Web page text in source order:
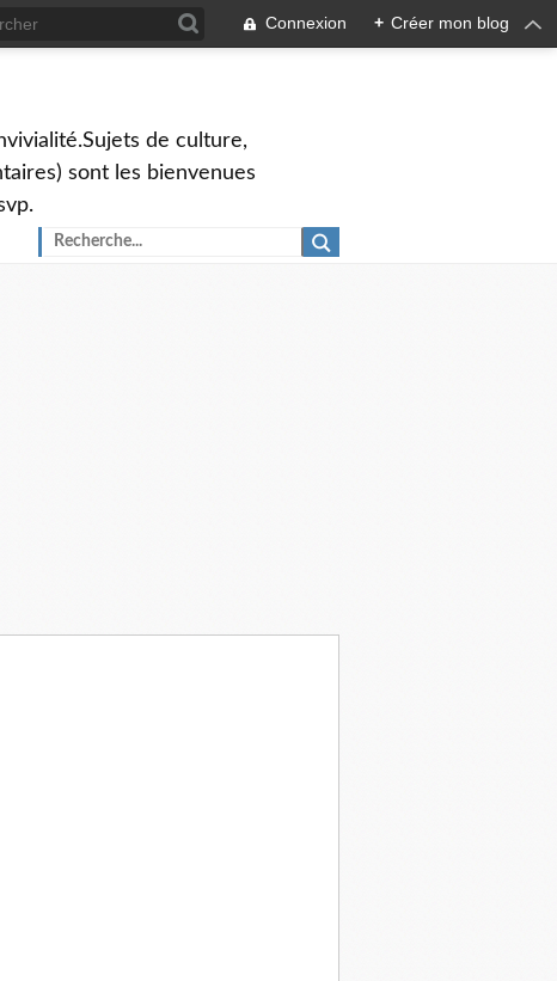
Connexion + Créer mon blog
de culture,
sont les bienvenues